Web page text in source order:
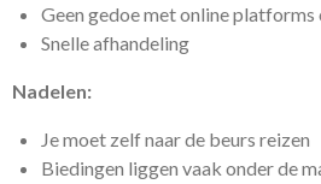
Geen gedoe met online
Snelle afhandeling
Nadelen:
Je moet zelf naar de beurs reizen
Biedingen liggen vaak onder de